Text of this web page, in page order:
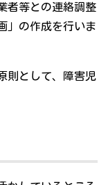
者等との連絡調整
」の作成を行いま
則として、障害児